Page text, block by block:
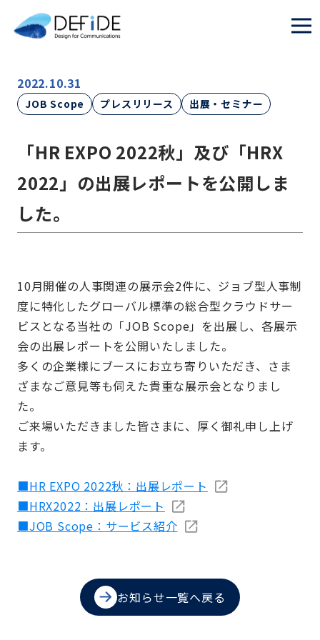
2022.10.31
JOB Scope プレスリリース 出展・セミナー
「HR EXPO 2022秋」及び「HRX
2022」の出展レポートを公開しま
した。
10月開催の人事関連の展示会2件に、ジョブ型人事制
度に特化したグローバル標準の総合型クラウドサー
ビスとなる当社の「JOB Scope」を出展し、各展示
会の出展レポートを公開いたしました。
多くの企業様にブースにお立ち寄りいただき、さま
ざまなご意見等も伺えた貴重な展示会となりまし
た。
ご来場いただきました皆さまに、厚く御礼申し上げ
ます。
■HR EXPO 2022秋：出展レポート
■HRX2022：出展レポート
■JOB Scope：サービス紹介
お知らせ一覧へ戻る